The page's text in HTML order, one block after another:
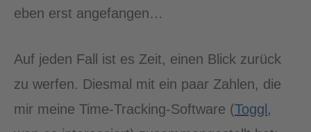
eben erst angefangen…
Auf jeden Fall ist es Zeit, einen Blick zurück
zu werfen. Diesmal mit ein paar Zahlen, die
mir meine Time-Tracking-Software (Toggl,